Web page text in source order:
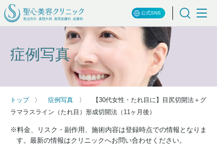
公式SNS
症例写真
トップ 症例写真
【30代女性・たれ目に】目尻切開法＋グ
ラマラスライン（たれ目）形成切開法（11ヶ月後）
※料金、リスク・副作用、施術内容は登録時点での情報となりま
す。最新の情報はクリニックへお問い合わせください。